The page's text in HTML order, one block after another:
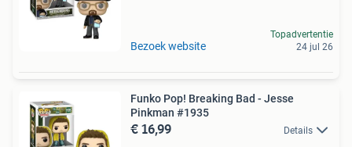
Bezoek website
Topadvertentie
24 jul 26
Funko Pop! Breaking Bad - Jesse
Pinkman #1935
€ 16,99 Details